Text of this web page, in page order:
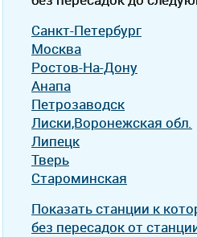
Санкт-Петербург
Москва
Ростов-На-Дону
Анапа
Петрозаводск
Лиски,Воронежская обл.
Липецк
Тверь
Староминская
Показать станции к
без пересадок от